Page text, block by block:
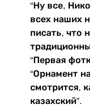
“Ну все,
всех наших
писать, что
“Первая
“Орнамент
смотрится,
казахский”.